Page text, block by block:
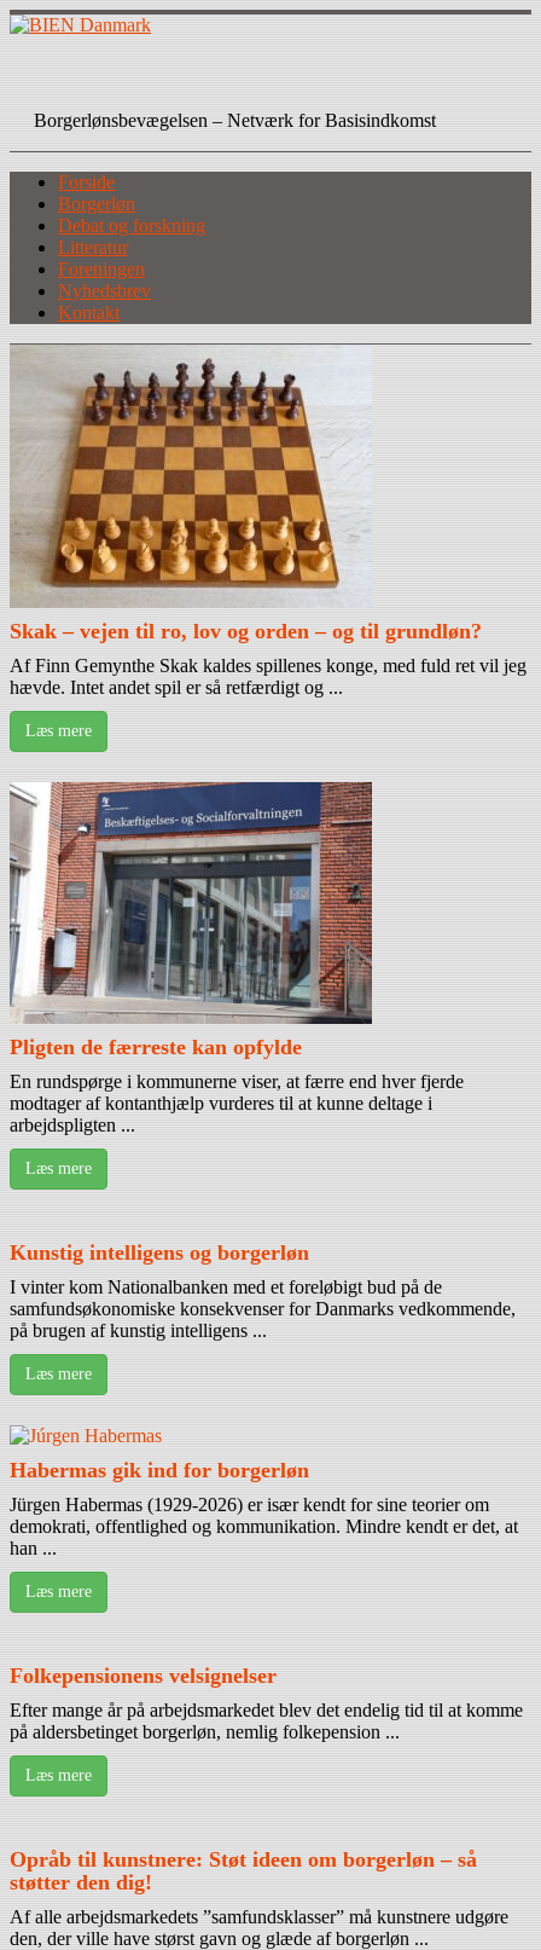
Skip
to
Borgerlønsbevægelsen – Netværk for Basisindkomst
Forside
Borgerløn
Debat og forskning
Litteratur
Foreningen
Nyhedsbrev
Kontakt
Skak – vejen til ro, lov og orden – og til grundløn?
Af Finn Gemynthe Skak kaldes spillenes konge, med fuld ret vil jeg
hævde. Intet andet spil er så retfærdigt og ...
Læs mere
Pligten de færreste kan opfylde
En rundspørge i kommunerne viser, at færre end hver fjerde
modtager af kontanthjælp vurderes til at kunne deltage i
arbejdspligten ...
Læs mere
Kunstig intelligens og borgerløn
I vinter kom Nationalbanken med et foreløbigt bud på de
samfundsøkonomiske konsekvenser for Danmarks vedkommende,
på brugen af kunstig intelligens ...
Læs mere
Habermas gik ind for borgerløn
Jürgen Habermas (1929-2026) er især kendt for sine teorier om
demokrati, offentlighed og kommunikation. Mindre kendt er det, at
han ...
Læs mere
Folkepensionens velsignelser
Efter mange år på arbejdsmarkedet blev det endelig tid til at komme
på aldersbetinget borgerløn, nemlig folkepension ...
Læs mere
Opråb til kunstnere: Støt ideen om borgerløn – så
støtter den dig!
Af alle arbejdsmarkedets ”samfundsklasser” må kunstnere udgøre
den, der ville have størst gavn og glæde af borgerløn ...